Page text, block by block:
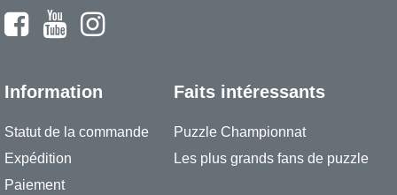
Information
Statut de la commande
Expédition
Paiement
Faits intéressants
Puzzle Championnat
Les plus grands fans de puzzle